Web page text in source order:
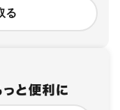
る